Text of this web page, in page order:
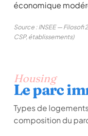
économique
Source : INSEE —
CSP, établissements)
Housing
Le parc
Types de
composition du